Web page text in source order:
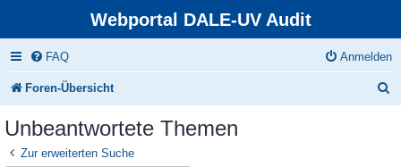
Webportal DALE-UV Audit
FAQ Anmelden
Foren-Übersicht
Unbeantwortete Themen
Zur erweiterten Suche